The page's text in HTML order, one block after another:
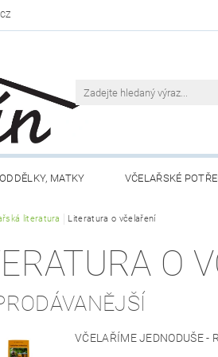
ODDĚLKY, MATKY VČELAŘSKÉ
VČELAŘSKÁ LITERATURA
A NÁPOJE RÁMKY A
KONTAKTY
literatura Literatura o včelaření
O
VČELAŘÍME JEDNODUŠE -